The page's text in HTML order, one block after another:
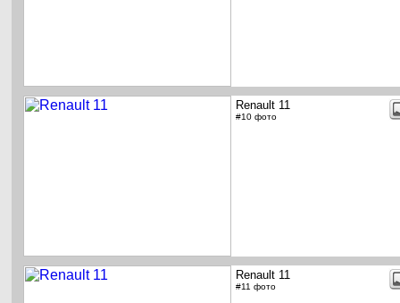
Renault 11
#10 фото
Renault 11
#11 фото